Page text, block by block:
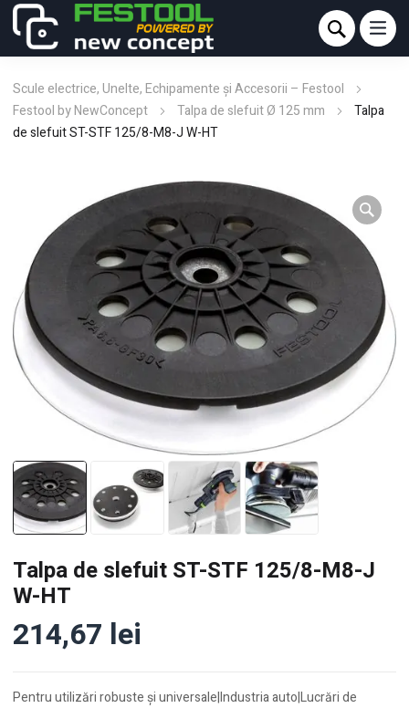
Scule electrice, Unelte, Echipamente și Accesorii – Festool
Festool by NewConcept
Talpa de slefuit Ø 125 mm
Talpa
de slefuit ST-STF 125/8-M8-J W-HT
Talpa de slefuit ST-STF 125/8-M8-J
W-HT
214,67 lei
Pentru utilizări robuste şi universale|Industria auto|Lucrări de